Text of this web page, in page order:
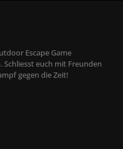
Escape Game
euch mit Freunden
gegen die Zeit!